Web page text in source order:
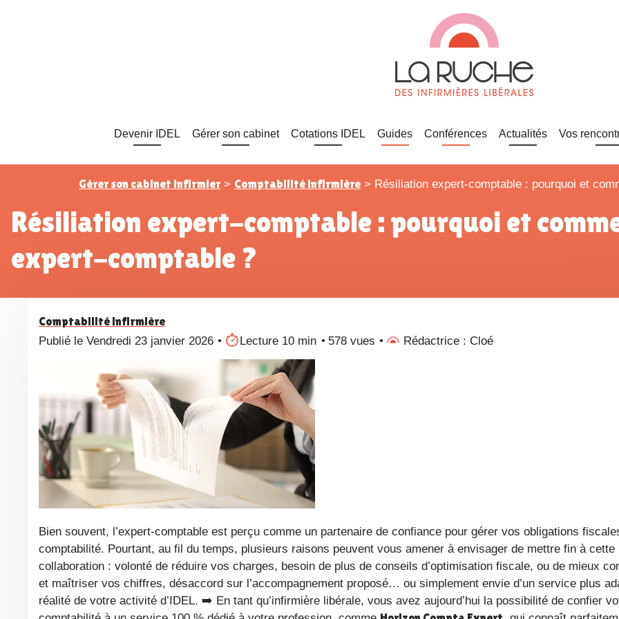
Devenir IDEL Gérer son cabinet Cotations IDEL Guides Conférences Actualités Vos
Gérer son cabinet infirmier > Comptabilité infirmière > Résiliation expert-comptable : pourquoi et
Résiliation expert-comptable : pourquoi et comment remplacer votre
expert-comptable ?
Comptabilité infirmière
Publié le Vendredi 23 janvier 2026 Lecture 10 min 578 vues Rédactrice : Cloé
Bien souvent, l’expert-comptable est perçu comme un partenaire de confiance pour gérer vos obligations fiscales et votre
comptabilité. Pourtant, au fil du temps, plusieurs raisons peuvent vous amener à envisager de mettre fin à cette
collaboration : volonté de réduire vos charges, besoin de plus de conseils d’optimisation fiscale, ou de mieux
et maîtriser vos chiffres, désaccord sur l’accompagnement proposé… ou simplement envie d’un service plus
réalité de votre activité d’IDEL. ➡️ En tant qu’infirmière libérale, vous avez aujourd’hui la possibilité de confier